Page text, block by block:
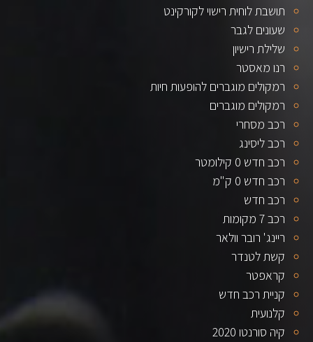
תושבת לוחית רישוי לקורקינט
שעונים לגבר
שלילת רישיון
רנו מאסטר
רמקולים מוגברים להופעות חיות
רמקולים מוגברים
רכב מסחרי
רכב ליסינג
רכב חדש 0 קילומטר
רכב חדש 0 ק"מ
רכב חדש
רכב 7 מקומות
ריינג' רובר וולאר
קשת לטנדר
קראפטר
קניית רכב חדש
קלנועית
קיה סורנטו 2020